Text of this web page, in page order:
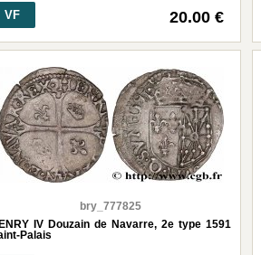
VF 20.00 €
bry_777825
IV Douzain de Navarre, 2e type 1591
Palais